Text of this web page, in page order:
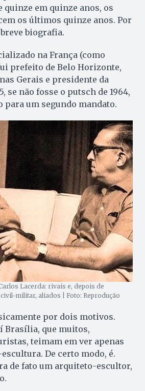
quinze em quinze anos, os
os últimos quinze anos. Por
biografia.
na França (como
prefeito de Belo Horizonte,
Gerais e presidente da
se não fosse o putsch de 1964,
para um segundo mandato.
Lacerda: rivais e, depois de
militar, aliados | Foto: Reprodução
por dois motivos.
que muitos,
teimam em ver apenas
De certo modo, é.
de fato um arquiteto-escultor,